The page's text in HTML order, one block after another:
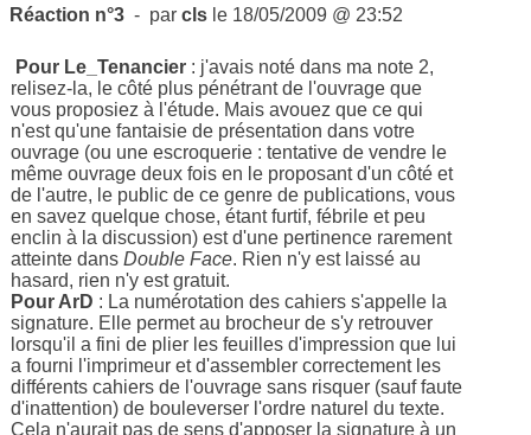
Réaction n°3 - parcls le 18/05/2009 @ 23:52
Pour Le_Tenancier : j'avais noté dans ma note 2,
relisez-la, le côté plus pénétrant de l'ouvrage que
vous proposiez à l'étude. Mais avouez que ce qui
n'est qu'une fantaisie de présentation dans votre
ouvrage (ou une escroquerie : tentative de vendre le
même ouvrage deux fois en le proposant d'un côté et
de l'autre, le public de ce genre de publications, vous
en savez quelque chose, étant furtif, fébrile et peu
enclin à la discussion) est d'une pertinence rarement
atteinte dansDouble Face. Rien n'y est laissé au
hasard, rien n'y est gratuit.
Pour ArD : La numérotation des cahiers s'appelle la
signature. Elle permet au brocheur de s'y retrouver
lorsqu'il a fini de plier les feuilles d'impression que lui
a fourni l'imprimeur et d'assembler correctement les
différents cahiers de l'ouvrage sans risquer (sauf faute
d'inattention) de bouleverser l'ordre naturel du texte.
Cela n'aurait pas de sens d'apposer la signature à un